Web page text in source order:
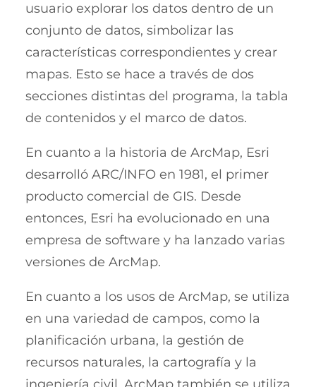
usuario explorar los datos dentro de un
conjunto de datos, simbolizar las
características correspondientes y crear
mapas. Esto se hace a través de dos
secciones distintas del programa, la tabla
de contenidos y el marco de datos.
En cuanto a la historia de ArcMap, Esri
desarrolló ARC/INFO en 1981, el primer
producto comercial de GIS. Desde
entonces, Esri ha evolucionado en una
empresa de software y ha lanzado varias
versiones de ArcMap.
En cuanto a los usos de ArcMap, se utiliza
en una variedad de campos, como la
planificación urbana, la gestión de
recursos naturales, la cartografía y la